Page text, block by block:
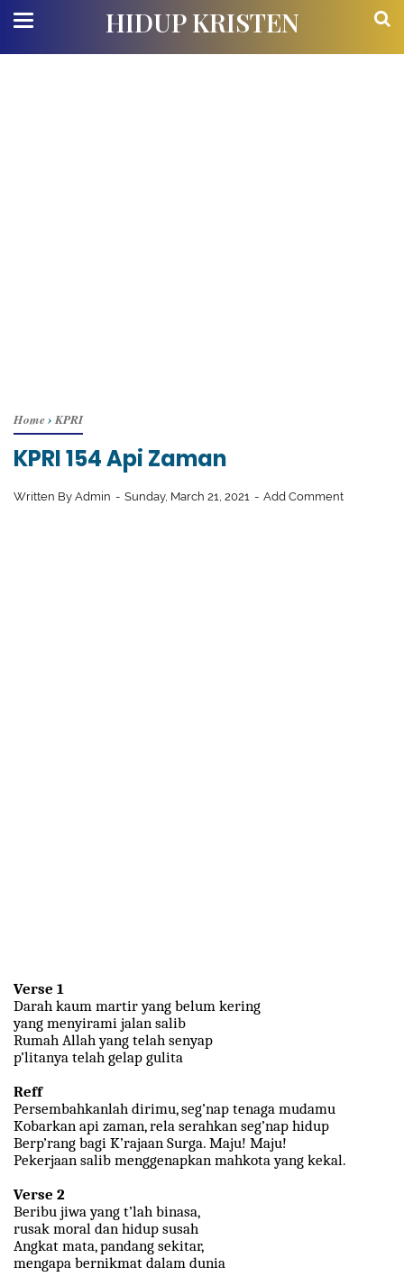
HIDUP KRISTEN
Home› KPRI
KPRI 154 Api Zaman
Written By Admin Sunday, March 21, 2021 Add Comment
Verse 1
Darah kaum martir yang belum kering
yang menyirami jalan salib
Rumah Allah yang telah senyap
p’litanya telah gelap gulita
Reff
Persembahkanlah dirimu, seg’nap tenaga mudamu
Kobarkan api zaman, rela serahkan seg’nap hidup
Berp’rang bagi K’rajaan Surga. Maju! Maju!
Pekerjaan salib menggenapkan mahkota yang kekal.
Verse 2
Beribu jiwa yang t’lah binasa,
rusak moral dan hidup susah
Angkat mata, pandang sekitar,
mengapa bernikmat dalam dunia